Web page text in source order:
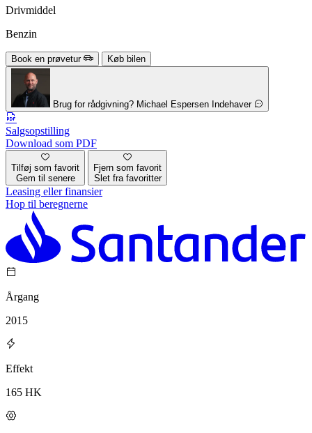
Drivmiddel
Benzin
Book en prøvetur Køb bilen
Brug for rådgivning? Michael Espersen Indehaver
Salgsopstilling
Download som PDF
Tilføj som favorit
Gem til senere
Fjern som favorit
Slet fra favoritter
Leasing eller finansier
Hop til beregnerne
Årgang
2015
Effekt
165 HK